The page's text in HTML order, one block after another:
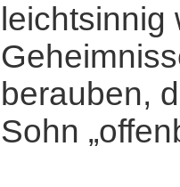
berauben,
Sohn